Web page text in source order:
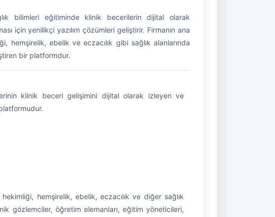
bilimleri eğitiminde klinik becerilerin dijital olarak
için yenilikçi yazılım çözümleri geliştirir. Firmanın ana
hemşirelik, ebelik ve eczacılık gibi sağlık alanlarında
bir platformdur.
klinik beceri gelişimini dijital olarak izleyen ve
hekimliği, hemşirelik, ebelik, eczacılık ve diğer sağlık
gözlemciler, öğretim elemanları, eğitim yöneticileri,